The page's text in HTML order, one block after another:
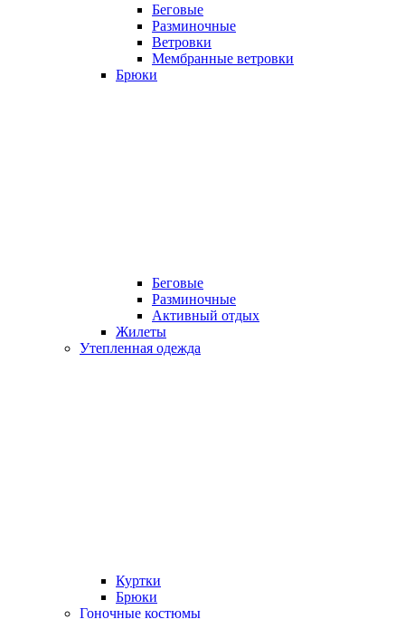
Беговые
Разминочные
Ветровки
Мембранные ветровки
Брюки
Беговые
Разминочные
Активный отдых
Жилеты
Утепленная одежда
Куртки
Брюки
Гоночные костюмы